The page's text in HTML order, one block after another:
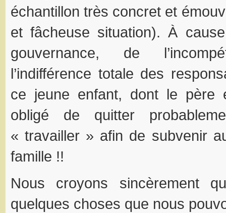
échantillon très concret et
et fâcheuse situation). À
gouvernance, de
l’indifférence totale des
ce jeune enfant, dont le père
obligé de quitter
« travailler » afin de subvenir
famille !!
Nous croyons sincèrement
quelques choses que nous